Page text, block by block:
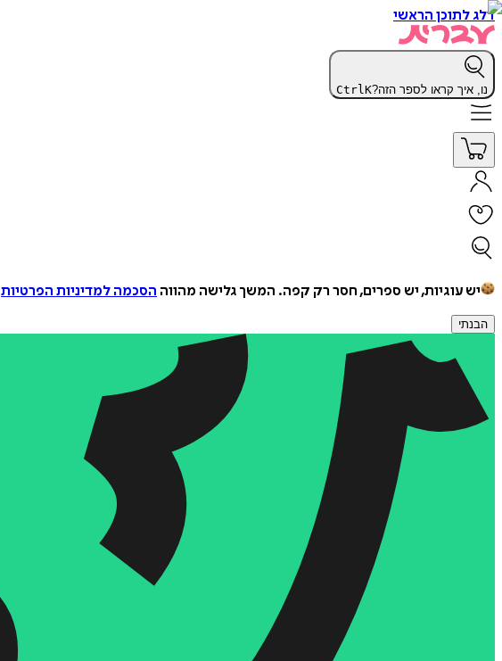
דלג לתוכן הראשי
נו, איך קראו לספר הזה? CtrlK
יש עוגיות, יש ספרים, חסר רק קפה. המשך גלישה מהווה הסכמה למדיניות הפרטיות
הבנתי